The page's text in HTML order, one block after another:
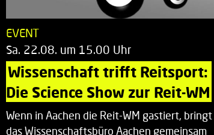
EVENT
Sa. 22.08. um 15.00 Uhr
Wissenschaft trifft Reitsport:
Die Science Show zur Reit-WM
Wenn in Aachen die Reit-WM gastiert, bringt
das Wissenschaftsbüro Aachen gemeinsam